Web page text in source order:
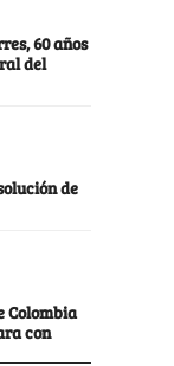
60 años
del
de
Colombia
con